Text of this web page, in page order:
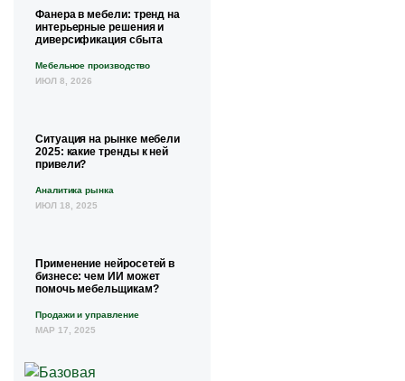
Фанера в мебели: тренд на
интерьерные решения и
диверсификация сбыта
Мебельное производство
ИЮЛ 8, 2026
Ситуация на рынке мебели
2025: какие тренды к ней
привели?
Аналитика рынка
ИЮЛ 18, 2025
Применение нейросетей в
бизнесе: чем ИИ может
помочь мебельщикам?
Продажи и управление
МАР 17, 2025